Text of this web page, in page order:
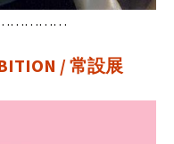
/ 常設展